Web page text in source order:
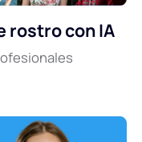
rostro con IA